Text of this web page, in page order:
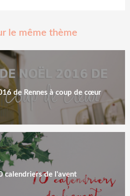
le même thème
de Rennes à coup de cœur
calendriers de l'avent